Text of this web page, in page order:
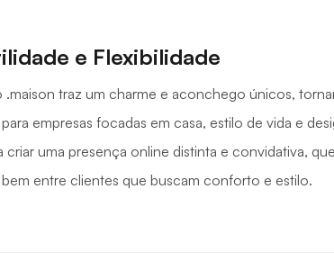
e Flexibilidade
.maison traz um charme e aconchego únicos,
empresas focadas em casa, estilo de vida e
criar uma presença online distinta e convidativa, que
entre clientes que buscam conforto e estilo.